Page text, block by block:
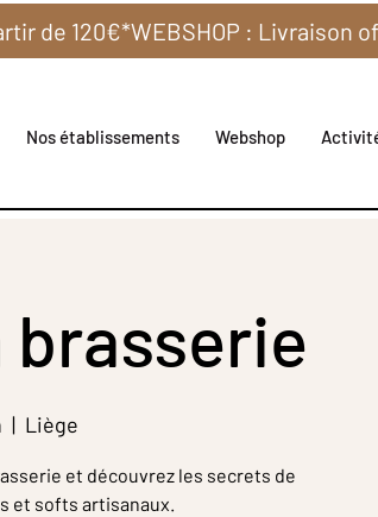
Nos établissements Webshop
brasserie
  |
Liège
et découvrez les secrets de
et softs artisanaux.